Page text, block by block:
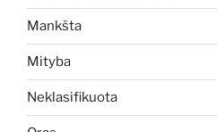
Mankšta
Mityba
Neklasifikuota